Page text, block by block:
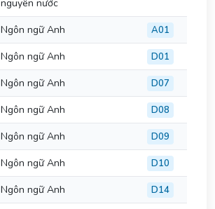
nguyên nước
Ngôn ngữ Anh A01
Ngôn ngữ Anh D01
Ngôn ngữ Anh D07
Ngôn ngữ Anh D08
Ngôn ngữ Anh D09
Ngôn ngữ Anh D10
Ngôn ngữ Anh D14